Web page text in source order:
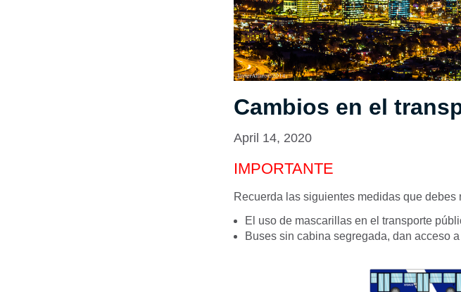
Cambios en el
April 14, 2020
IMPORTANTE
Recuerda las siguientes medidas que debes
El uso de mascarillas en el transporte
Buses sin cabina segregada, dan acceso